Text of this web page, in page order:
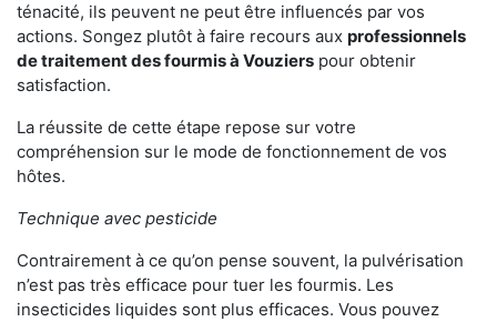
ténacité, ils peuvent ne peut être influencés par vos
actions. Songez plutôt à faire recours aux professionnels
de traitement des fourmis à Vouziers pour obtenir
satisfaction.
La réussite de cette étape repose sur votre
compréhension sur le mode de fonctionnement de vos
hôtes.
Technique avec pesticide
Contrairement à ce qu’on pense souvent, la pulvérisation
n’est pas très efficace pour tuer les fourmis. Les
insecticides liquides sont plus efficaces. Vous pouvez